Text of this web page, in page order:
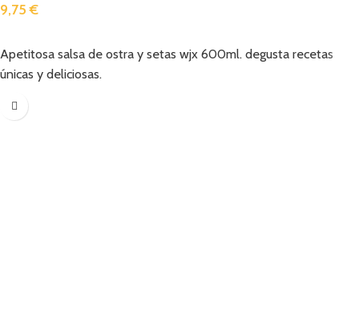
9,75€
Apetitosa salsa de ostra y setas wjx 600ml. degusta recetas
únicas y deliciosas.